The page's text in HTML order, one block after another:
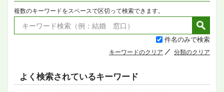
複数のキーワードをスペースで区切って検索できます。
件名のみで検索
キーワードのクリア 分類のクリア
よく検索されているキーワード